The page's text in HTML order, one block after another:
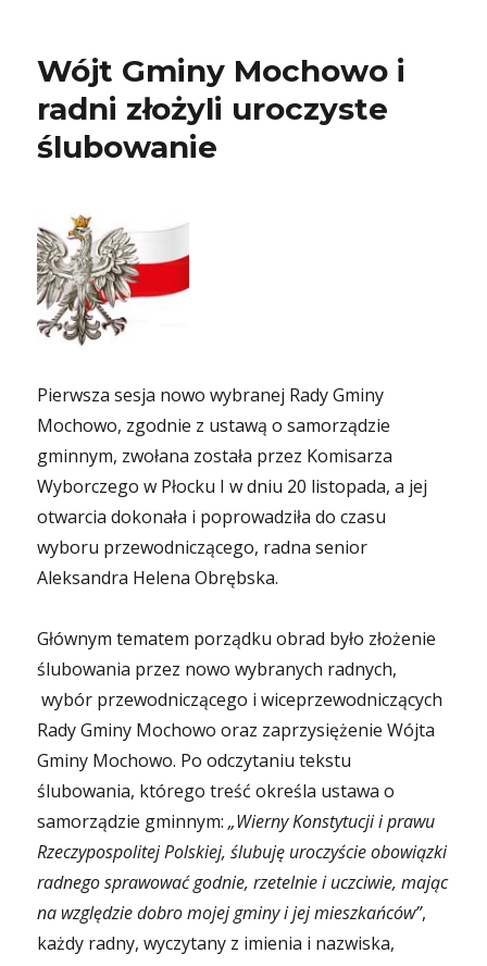
Wójt Gminy Mochowo i
radni złożyli uroczyste
ślubowanie
Pierwsza sesja nowo wybranej Rady Gminy
Mochowo, zgodnie z ustawą o samorządzie
gminnym, zwołana została przez Komisarza
Wyborczego w Płocku I w dniu 20 listopada, a jej
otwarcia dokonała i poprowadziła do czasu
wyboru przewodniczącego, radna senior
Aleksandra Helena Obrębska.
Głównym tematem porządku obrad było złożenie
ślubowania przez nowo wybranych radnych,
wybór przewodniczącego i wiceprzewodniczących
Rady Gminy Mochowo oraz zaprzysiężenie Wójta
Gminy Mochowo. Po odczytaniu tekstu
ślubowania, którego treść określa ustawa o
samorządzie gminnym:„Wierny Konstytucji i prawu
Rzeczypospolitej Polskiej, ślubuję uroczyście obowiązki
radnego sprawować godnie, rzetelnie i uczciwie, mając
na względzie dobro mojej gminy i jej mieszkańców”,
każdy radny, wyczytany z imienia i nazwiska,